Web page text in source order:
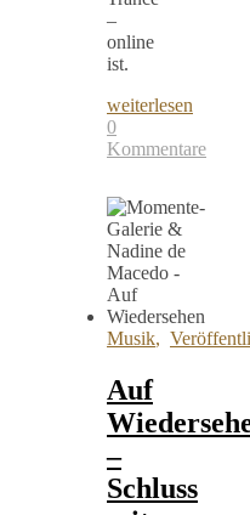
–
online
ist.
weiterlesen
0
Kommentare
Musik,
Auf
–
Schluss